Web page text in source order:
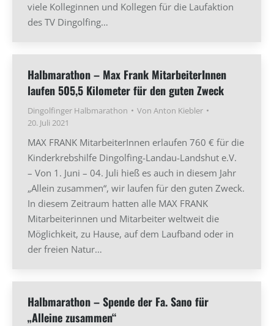
viele Kolleginnen und Kollegen für die Laufaktion
des TV Dingolfing…
Halbmarathon – Max Frank MitarbeiterInnen
laufen 505,5 Kilometer für den guten Zweck
Dingolfinger Halbmarathon Von Anton Kiebler
20. Juli 2021
MAX FRANK MitarbeiterInnen erlaufen 760 € für die
Kinderkrebshilfe Dingolfing-Landau-Landshut e.V.
– Von 1. Juni – 04. Juli hieß es auch in diesem Jahr
„Allein zusammen“, wir laufen für den guten Zweck.
In diesem Zeitraum hatten alle MAX FRANK
Mitarbeiterinnen und Mitarbeiter weltweit die
Möglichkeit, zu Hause, auf dem Laufband oder in
der freien Natur…
Halbmarathon – Spende der Fa. Sano für
„Alleine zusammen“